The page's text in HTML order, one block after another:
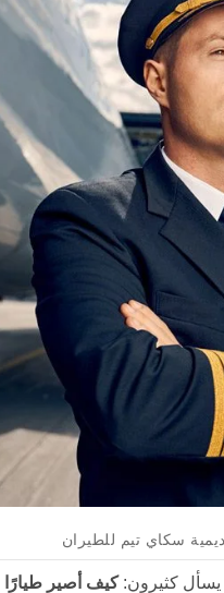
كثيرون:كيف أصير طيارًا